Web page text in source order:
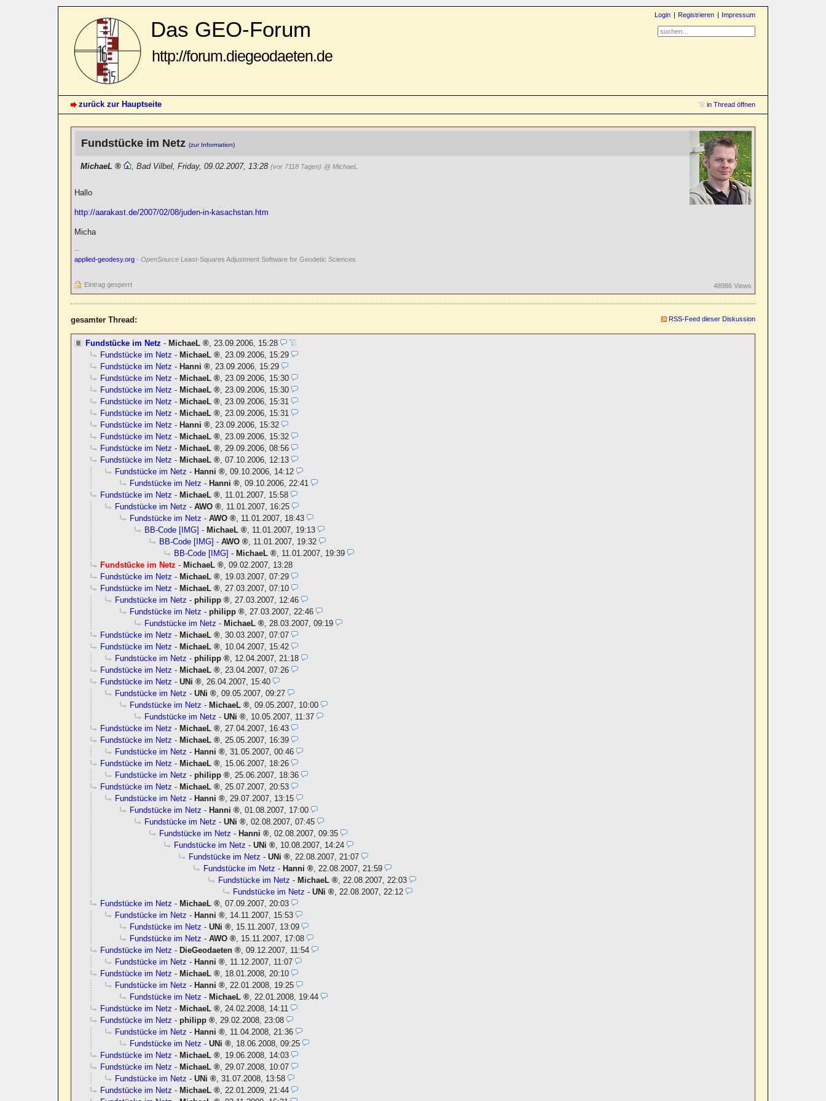
Das GEO-Forum
http://forum.diegeodaeten.de
Login Registrieren Impressum
zurück zur Hauptseite in Thread öffnen
Fundstücke im Netz(zur Information)
MichaeL ,Bad Vilbel ,Friday, 09.02.2007, 13:28(vor 7118 Tagen) @ MichaeL
Hallo
http://aarakast.de/2007/02/08/juden-in-kasachstan.htm
Micha
--
applied-geodesy.org -OpenSource Least-Squares Adjustment Software for Geodetic Sciences
Eintrag gesperrt 48986 Views
gesamter Thread: RSS-Feed dieser Diskussion
Fundstücke im Netz - MichaeL ,23.09.2006, 15:28
Fundstücke im Netz - MichaeL ,23.09.2006, 15:29
Fundstücke im Netz - Hanni ,23.09.2006, 15:29
Fundstücke im Netz - MichaeL ,23.09.2006, 15:30
Fundstücke im Netz - MichaeL ,23.09.2006, 15:30
Fundstücke im Netz - MichaeL ,23.09.2006, 15:31
Fundstücke im Netz - MichaeL ,23.09.2006, 15:31
Fundstücke im Netz - Hanni ,23.09.2006, 15:32
Fundstücke im Netz - MichaeL ,23.09.2006, 15:32
Fundstücke im Netz - MichaeL ,29.09.2006, 08:56
Fundstücke im Netz - MichaeL ,07.10.2006, 12:13
Fundstücke im Netz - Hanni ,09.10.2006, 14:12
Fundstücke im Netz - Hanni ,09.10.2006, 22:41
Fundstücke im Netz - MichaeL , 11.01.2007, 15:58
Fundstücke im Netz -AWO , 11.01.2007, 16:25
Fundstücke im Netz -AWO , 11.01.2007, 18:43
BB-Code [IMG] - MichaeL , 11.01.2007, 19:13
BB-Code [IMG] -AWO , 11.01.2007, 19:32
BB-Code [IMG] - MichaeL , 11.01.2007, 19:39
Fundstücke im Netz - MichaeL ,09.02.2007, 13:28
Fundstücke im Netz - MichaeL , 19.03.2007, 07:29
Fundstücke im Netz - MichaeL ,27.03.2007, 07:10
Fundstücke im Netz -philipp ,27.03.2007, 12:46
Fundstücke im Netz -philipp ,27.03.2007, 22:46
Fundstücke im Netz - MichaeL ,28.03.2007, 09:19
Fundstücke im Netz - MichaeL ,30.03.2007, 07:07
Fundstücke im Netz - MichaeL , 10.04.2007, 15:42
Fundstücke im Netz -philipp , 12.04.2007, 21:18
Fundstücke im Netz - MichaeL ,23.04.2007, 07:26
Fundstücke im Netz -UNi ,26.04.2007, 15:40
Fundstücke im Netz -UNi ,09.05.2007, 09:27
Fundstücke im Netz - MichaeL ,09.05.2007, 10:00
Fundstücke im Netz -UNi , 10.05.2007, 11:37
Fundstücke im Netz - MichaeL ,27.04.2007, 16:43
Fundstücke im Netz - MichaeL ,25.05.2007, 16:39
Fundstücke im Netz - Hanni ,31.05.2007, 00:46
Fundstücke im Netz - MichaeL , 15.06.2007, 18:26
Fundstücke im Netz -philipp ,25.06.2007, 18:36
Fundstücke im Netz - MichaeL ,25.07.2007, 20:53
Fundstücke im Netz - Hanni ,29.07.2007, 13:15
Fundstücke im Netz - Hanni ,01.08.2007, 17:00
Fundstücke im Netz -UNi ,02.08.2007, 07:45
Fundstücke im Netz - Hanni ,02.08.2007, 09:35
Fundstücke im Netz -UNi , 10.08.2007, 14:24
Fundstücke im Netz -UNi ,22.08.2007, 21:07
Fundstücke im Netz - Hanni ,22.08.2007, 21:59
Fundstücke im Netz - MichaeL ,22.08.2007, 22:03
Fundstücke im Netz -UNi ,22.08.2007, 22:12
Fundstücke im Netz - MichaeL ,07.09.2007, 20:03
Fundstücke im Netz - Hanni , 14.11.2007, 15:53
Fundstücke im Netz -UNi , 15.11.2007, 13:09
Fundstücke im Netz -AWO , 15.11.2007, 17:08
Fundstücke im Netz - DieGeodaeten ,09.12.2007, 11:54
Fundstücke im Netz - Hanni , 11.12.2007, 11:07
Fundstücke im Netz - MichaeL , 18.01.2008, 20:10
Fundstücke im Netz - Hanni ,22.01.2008, 19:25
Fundstücke im Netz - MichaeL ,22.01.2008, 19:44
Fundstücke im Netz - MichaeL ,24.02.2008, 14:11
Fundstücke im Netz -philipp ,29.02.2008, 23:08
Fundstücke im Netz - Hanni , 11.04.2008, 21:36
Fundstücke im Netz -UNi , 18.06.2008, 09:25
Fundstücke im Netz - MichaeL , 19.06.2008, 14:03
Fundstücke im Netz - MichaeL ,29.07.2008, 10:07
Fundstücke im Netz -UNi ,31.07.2008, 13:58
Fundstücke im Netz - MichaeL ,22.01.2009, 21:44